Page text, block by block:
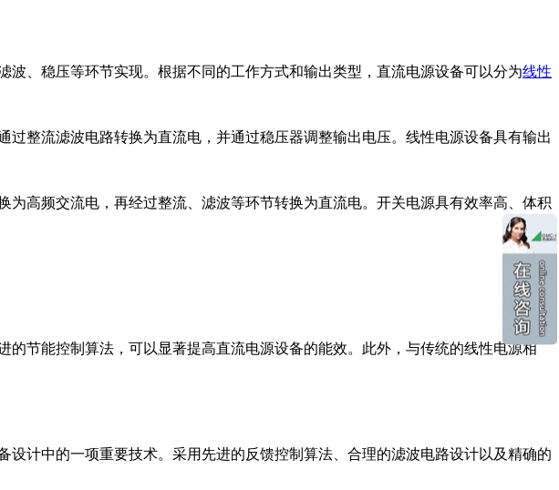
、稳压等环节实现。根据不同的工作方式和输出类型，直流电源设备可以分为线性
整流滤波电路转换为直流电，并通过稳压器调整输出电压。线性电源设备具有输出
高频交流电，再经过整流、滤波等环节转换为直流电。开关电源具有效率高、体积
节能控制算法，可以显著提高直流电源设备的能效。此外，与传统的线性电源相
计中的一项重要技术。采用先进的反馈控制算法、合理的滤波电路设计以及精确的